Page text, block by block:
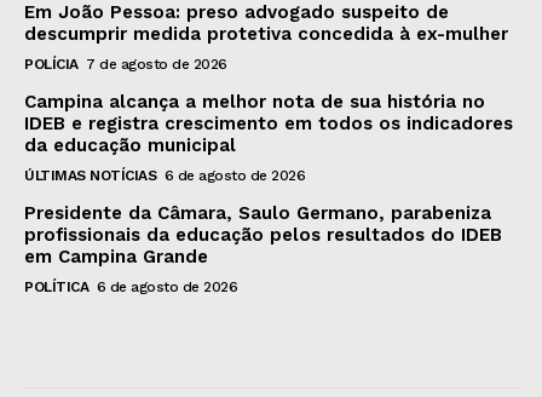
Em João Pessoa: preso advogado suspeito de
descumprir medida protetiva concedida à ex-mulher
POLÍCIA 7 de agosto de 2026
Campina alcança a melhor nota de sua história no
IDEB e registra crescimento em todos os indicadores
da educação municipal
ÚLTIMAS NOTÍCIAS 6 de agosto de 2026
Presidente da Câmara, Saulo Germano, parabeniza
profissionais da educação pelos resultados do IDEB
em Campina Grande
POLÍTICA 6 de agosto de 2026